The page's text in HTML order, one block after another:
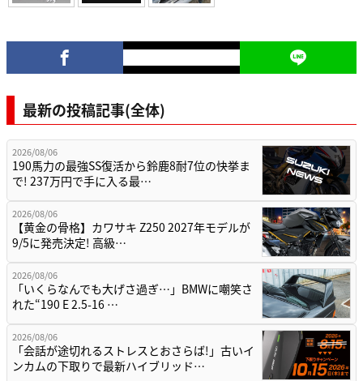
最新の投稿記事(全体)
2026/08/06
190馬力の最強SS復活から鈴鹿8耐7位の快挙ま
で! 237万円で手に入る最…
2026/08/06
【黄金の骨格】カワサキ Z250 2027年モデルが
9/5に発売決定! 高級…
2026/08/06
「いくらなんでも大げさ過ぎ…」BMWに嘲笑さ
れた“190 E 2.5-16 …
2026/08/06
「会話が途切れるストレスとおさらば!」古いイ
ンカムの下取りで最新ハイブリッド…